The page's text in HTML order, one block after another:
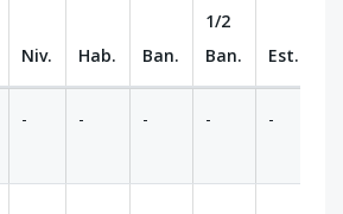
Niv. Hab. Ban.
1/2
Ban.
Est.
- - - - -